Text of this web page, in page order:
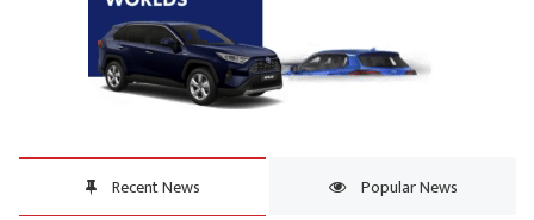
Recent News Popular News